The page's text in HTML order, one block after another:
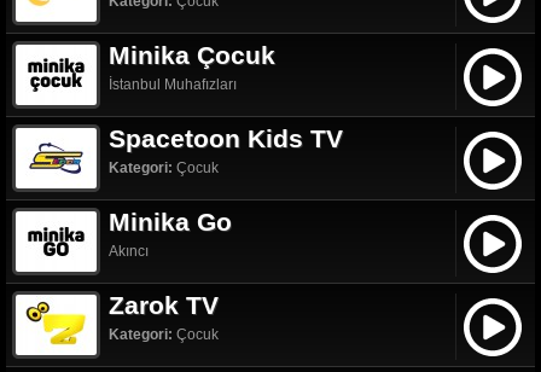
Minika Çocuk
İstanbul Muhafızları
Spacetoon Kids TV
Kategori: Çocuk
Minika Go
Akıncı
Zarok TV
Kategori: Çocuk